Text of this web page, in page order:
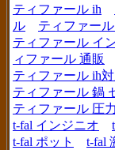
ティファール ih
ル
ティファー
ティファール イ
ィファール 通販
ティファール ih
ティファール 鍋
ティファール 圧
t-fal インジニオ
t-fal ポット
t-fal